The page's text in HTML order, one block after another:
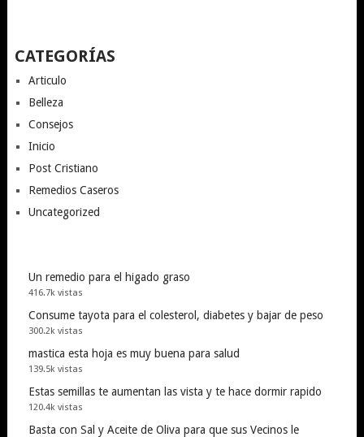
CATEGORÍAS
Articulo
Belleza
Consejos
Inicio
Post Cristiano
Remedios Caseros
Uncategorized
Un remedio para el higado graso
416.7k vistas
Consume tayota para el colesterol, diabetes y bajar de peso
300.2k vistas
mastica esta hoja es muy buena para salud
139.5k vistas
Estas semillas te aumentan las vista y te hace dormir rapido
120.4k vistas
Basta con Sal y Aceite de Oliva para que sus Vecinos le